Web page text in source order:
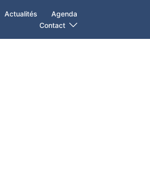
Actualités
Agenda
Contact